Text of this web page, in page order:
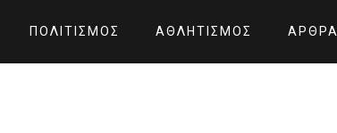
ΠΟΛΙΤΙΣΜΌΣ ΑΘΛΗΤΙΣΜΌΣ ΆΡΘΡΑ